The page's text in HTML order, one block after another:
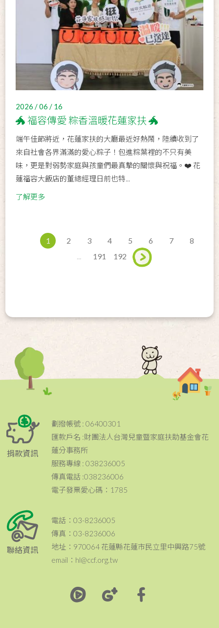
2026 / 06 / 16
🐲 福容傳愛 粽香溫暖花蓮家扶 🐲
端午佳節將近，花蓮家扶的大廳最近好熱鬧，陸續收到了
來自社會各界滿滿的愛心粽子！包進粽葉裡的不只有美
味，更是對弱勢家庭與孩童們最真摯的關懷與祝福。❤️ 花
蓮福容大飯店的董總經理日前也特...
了解更多
1 2 3 4 5 6 7
8
191 192
捐款資訊
劃撥帳號 : 06400301
匯款戶名 :財團法人台灣兒童暨家庭扶助基金會花
蓮分事務所
服務專線 : 038236005
傳真電話 :038236006
電子發票愛心碼：1785
聯絡資訊
電話：03-8236005
傳真：03-8236006
地址：970064 花蓮縣花蓮市民立里中興路75號
email：hl@ccf.org.tw